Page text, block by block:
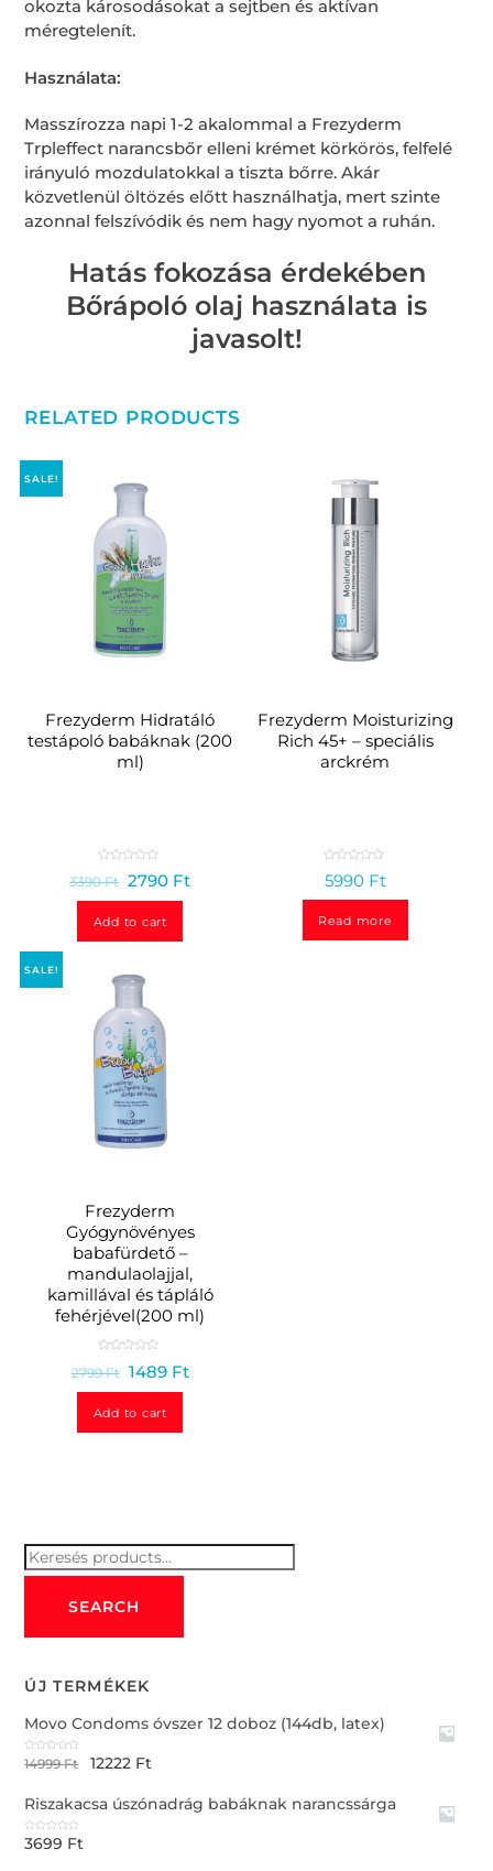
okozta károsodásokat a sejtben és aktívan
méregtelenít.
Használata:
Masszírozza napi 1-2 akalommal a Frezyderm
Trpleffect narancsbőr elleni krémet körkörös, felfelé
irányuló mozdulatokkal a tiszta bőrre. Akár
közvetlenül öltözés előtt használhatja, mert szinte
azonnal felszívódik és nem hagy nyomot a ruhán.
Hatás fokozása érdekében
Bőrápoló olaj használata is
javasolt!
RELATED PRODUCTS
SALE!
Frezyderm Hidratáló
testápoló babáknak (200
ml)
a
e
d
0
3390Ft 2790 Ft
Add to cart
Frezyderm Moisturizing
Rich 45+ – speciális
arckrém
a
d
0
5990 Ft
Read more
SALE!
Frezyderm
Gyógynövényes
babafürdető –
mandulaolajjal,
kamillával és tápláló
fehérjével(200 ml)
a
e
d
0
2799Ft 1489 Ft
Add to cart
Keresés
for:
SEARCH
ÚJ TERMÉKEK
Movo Condoms óvszer 12 doboz (144db, latex)
R
a
d
0
o
u
t
o
14999Ft 12222 Ft
Riszakacsa úszónadrág babáknak narancssárga
R
a3699 Ft